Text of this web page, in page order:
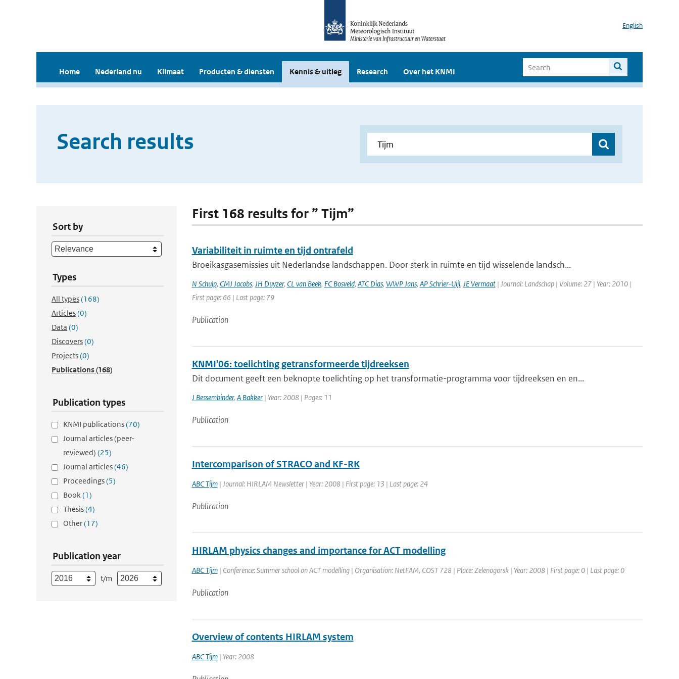
English
Home Nederland nu Klimaat Producten & diensten Kennis & uitleg Research Over het KNMI
Search results
Sort by
Types
All types(168)
Articles(0)
Data (0)
Discovers(0)
Projects(0)
Publications(168)
Publication types
KNMI publications(70)
Journal articles (peer-
reviewed) (25)
Journal articles(46)
Proceedings(5)
Book(1)
Thesis(4)
Other(17)
Publication year
t/m
First 168 results for ” Tijm”
Variabiliteit in ruimte en tijd ontrafeld
Broeikasgasemissies uit Nederlandse landschappen. Door sterk in ruimte en tijd wisselende landsch...
N Schulp, CMJ Jacobs, JH Duyzer, CL van Beek, FC Bosveld, ATC Dias, WWP Jans, AP Schrier-Uijl, JE Vermaat| Journal: Landschap | Volume: 27 | Year: 2010 |
First page: 66 | Last page: 79
Publication
KNMI'06: toelichting getransformeerde tijdreeksen
Dit document geeft een beknopte toelichting op het transformatie-programma voor tijdreeksen en en...
J Bessembinder, A Bakker| Year: 2008 | Pages: 11
Publication
Intercomparison of STRACO and KF-RK
ABC Tijm| Journal: HIRLAM Newsletter | Year: 2008 | First page: 13 | Last page: 24
Publication
HIRLAM physics changes and importance for ACT modelling
ABC Tijm| Conference: Summer school on ACT modelling | Organisation: NetFAM, COST 728 | Place: Zelenogorsk | Year: 2008 | First page: 0 | Last page: 0
Publication
Overview of contents HIRLAM system
ABC Tijm| Year: 2008